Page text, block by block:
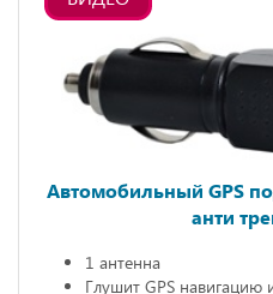
Автомобильный GPS
анти
1 антенна
Глушит GPS навигацию